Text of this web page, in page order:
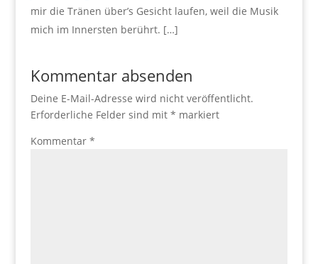
mir die Tränen über’s Gesicht laufen, weil die Musik
mich im Innersten berührt. […]
Kommentar absenden
Deine E-Mail-Adresse wird nicht veröffentlicht.
Erforderliche Felder sind mit * markiert
Kommentar *